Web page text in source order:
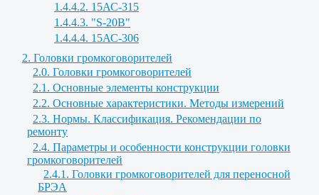
1.4.4.2. 15АС-315
1.4.4.3. "S-20B"
1.4.4.4. 15АС-306
2. Головки громкоговорителей
2.0. Головки громкоговорителей
2.1. Основные элементы конструкции
2.2. Основные характеристики. Методы измерений
2.3. Нормы. Классификация. Рекомендации по
ремонту
2.4. Параметры и особенности конструкции головки
громкоговорителей
2.4.1. Головки громкоговорителей для переносной
БРЭА